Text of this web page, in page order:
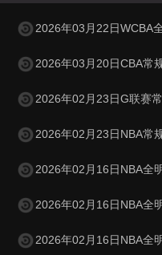
2026年03月22日WCBA全明星星锐
2026年03月20日CBA常
2026年02月23日G联赛常规赛
2026年02月23日NBA常规
2026年02月16日NBA全明星正赛冠
2026年02月16日NBA全明星正赛循
2026年02月16日NBA全明星正赛循